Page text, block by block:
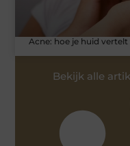
Acne: hoe je huid
Bekijk alle